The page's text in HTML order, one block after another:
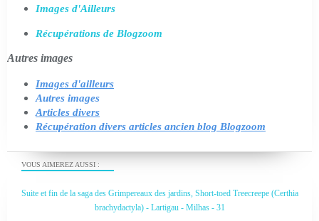
VOUS AIMEREZ AUSSI :
Suite et fin de la saga des Grimpereaux des jardins, Short-toed Treecreepe (Certhia
brachydactyla) - Lartigau - Milhas - 31
Images d'Ailleurs
Récupérations de Blogzoom
Autres images
Images d'ailleurs
Autres images
Articles divers
Récupération divers articles ancien blog Blogzoom